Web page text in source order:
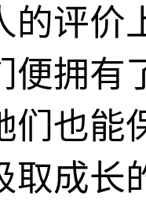
的评价
便拥有
们也能
取成长